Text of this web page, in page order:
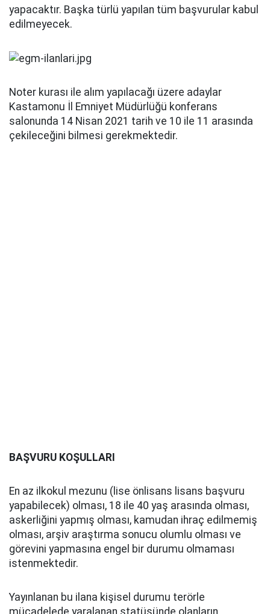
yapacaktır. Başka türlü yapılan tüm başvurular kabul
edilmeyecek.
Noter kurası ile alım yapılacağı üzere adaylar
Kastamonu İl Emniyet Müdürlüğü konferans
salonunda 14 Nisan 2021 tarih ve 10 ile 11 arasında
çekileceğini bilmesi gerekmektedir.
BAŞVURU KOŞULLARI
En az ilkokul mezunu (lise önlisans lisans başvuru
yapabilecek) olması, 18 ile 40 yaş arasında olması,
askerliğini yapmış olması, kamudan ihraç edilmemiş
olması, arşiv araştırma sonucu olumlu olması ve
görevini yapmasına engel bir durumu olmaması
istenmektedir.
Yayınlanan bu ilana kişisel durumu terörle